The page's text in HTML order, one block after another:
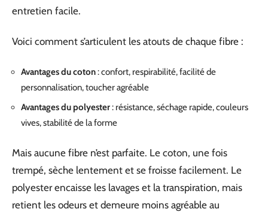
entretien facile.
Voici comment s’articulent les atouts de chaque fibre :
Avantages du coton: confort, respirabilité, facilité de
personnalisation, toucher agréable
Avantages du polyester: résistance, séchage rapide, couleurs
vives, stabilité de la forme
Mais aucune fibre n’est parfaite. Le coton, une fois
trempé, sèche lentement et se froisse facilement. Le
polyester encaisse les lavages et la transpiration, mais
retient les odeurs et demeure moins agréable au